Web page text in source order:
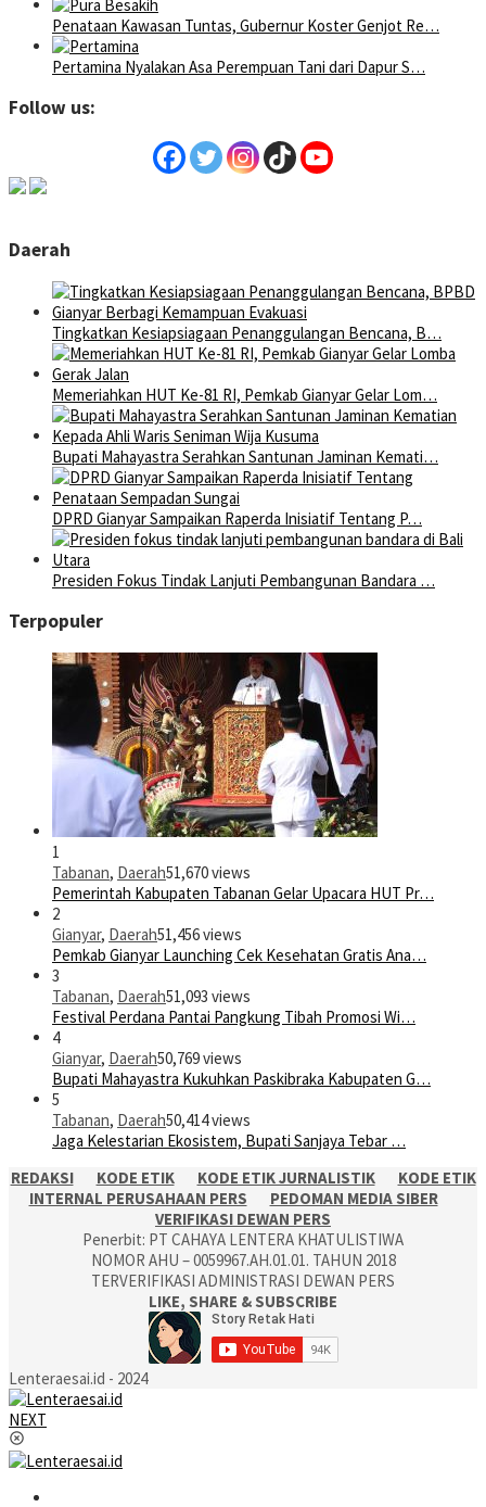
Penataan Kawasan Tuntas, Gubernur Koster Genjot Re…
Pertamina Nyalakan Asa Perempuan Tani dari Dapur S…
Follow us:
Daerah
Tingkatkan Kesiapsiagaan Penanggulangan Bencana, B…
Memeriahkan HUT Ke-81 RI, Pemkab Gianyar Gelar Lom…
Bupati Mahayastra Serahkan Santunan Jaminan Kemati…
DPRD Gianyar Sampaikan Raperda Inisiatif Tentang P…
Presiden Fokus Tindak Lanjuti Pembangunan Bandara …
Terpopuler
1
Tabanan, Daerah51,670 views
Pemerintah Kabupaten Tabanan Gelar Upacara HUT Pr…
2
Gianyar, Daerah51,456 views
Pemkab Gianyar Launching Cek Kesehatan Gratis Ana…
3
Tabanan, Daerah51,093 views
Festival Perdana Pantai Pangkung Tibah Promosi Wi…
4
Gianyar, Daerah50,769 views
Bupati Mahayastra Kukuhkan Paskibraka Kabupaten G…
5
Tabanan, Daerah50,414 views
Jaga Kelestarian Ekosistem, Bupati Sanjaya Tebar …
REDAKSI
KODE ETIK KODE ETIK JURNALISTIK
KODE ETIK
INTERNAL PERUSAHAAN PERS
PEDOMAN MEDIA SIBER
VERIFIKASI DEWAN PERS
Penerbit: PT CAHAYA LENTERA KHATULISTIWA
NOMOR AHU – 0059967.AH.01.01. TAHUN 2018
TERVERIFIKASI ADMINISTRASI DEWAN PERS
LIKE, SHARE & SUBSCRIBE
Lenteraesai.id - 2024
NEXT